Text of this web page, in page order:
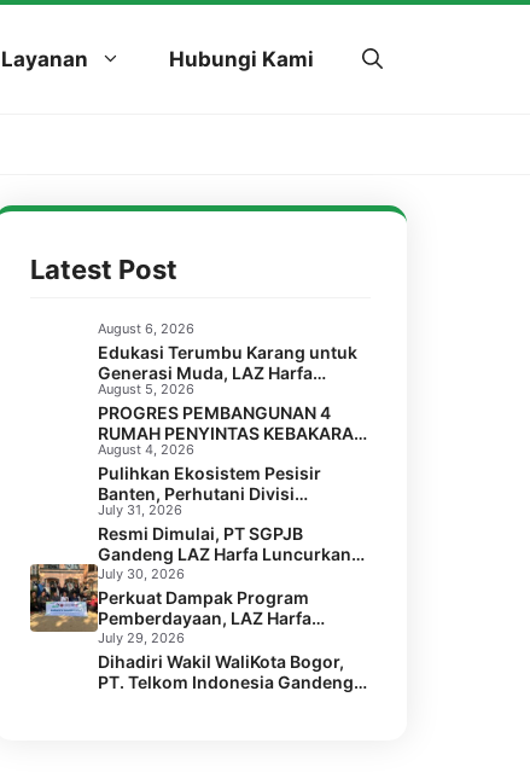
Layanan Hubungi Kami
Latest Post
August 6, 2026
Edukasi Terumbu Karang untuk
Generasi Muda, LAZ Harfa
Bersama FPTK Banten & Squad
Pulau Merak Besar Gelar Coral
Reef Goes to School di SMPN 6
Kota Cilegon
August 5, 2026
PROGRES PEMBANGUNAN 4
RUMAH PENYINTAS KEBAKARAN
DI LABUAN, PANDEGLANG
August 4, 2026
Pulihkan Ekosistem Pesisir
Banten, Perhutani Divisi
Regional Jawa Barat dan Banten
Salurkan Bantuan 1.000 Bibit
Pohon Mangrove melalui LAZ
Harfa
July 31, 2026
Resmi Dimulai, PT SGPJB
Gandeng LAZ Harfa Luncurkan
Program Kesehatan SEGA KEBUL
di 2 Desa Kabupaten Serang
July 30, 2026
Perkuat Dampak Program
Pemberdayaan, LAZ Harfa
Bersama Caritas Australia dan
Australian Aid Gelar Capacity
Building Staf
July 29, 2026
Dihadiri Wakil WaliKota Bogor,
PT. Telkom Indonesia Gandeng